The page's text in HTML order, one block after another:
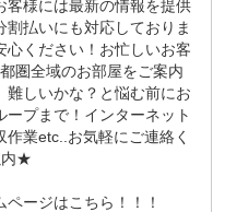
客様には最新の情報を提供
払いにも対応しておりま
ください！お忙しいお客
圏全域のお部屋をご案内
しいかな？と悩む前にお
プまで！インターネット
業etc..お気軽にご連絡く
内★
ージはこちら！！！